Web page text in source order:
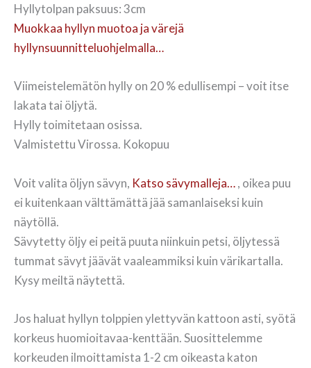
Hyllytolpan paksuus: 3cm
Muokkaa hyllyn muotoa ja värejä
hyllynsuunnitteluohjelmalla…
Viimeistelemätön hylly on 20 % edullisempi – voit itse
lakata tai öljytä.
Hylly toimitetaan osissa.
Valmistettu Virossa. Kokopuu
Voit valita öljyn sävyn, Katso sävymalleja…, oikea puu
ei kuitenkaan välttämättä jää samanlaiseksi kuin
näytöllä.
Sävytetty öljy ei peitä puuta niinkuin petsi, öljytessä
tummat sävyt jäävät vaaleammiksi kuin värikartalla.
Kysy meiltä näytettä.
Jos haluat hyllyn tolppien ylettyvän kattoon asti, syötä
korkeus huomioitavaa-kenttään. Suosittelemme
korkeuden ilmoittamista 1-2 cm oikeasta katon